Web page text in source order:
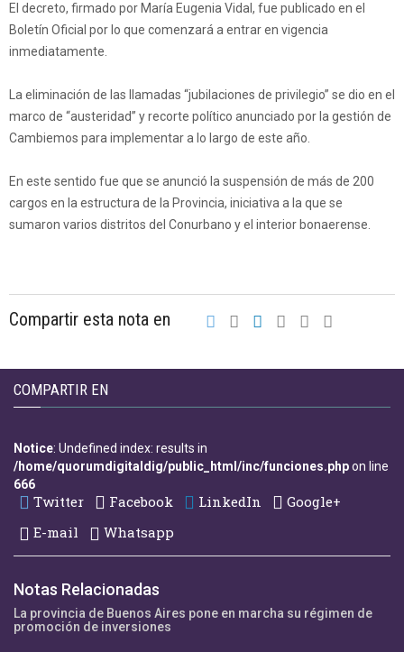
El decreto, firmado por María Eugenia Vidal, fue publicado en el
Boletín Oficial por lo que comenzará a entrar en vigencia
inmediatamente.
La eliminación de las llamadas “jubilaciones de privilegio” se dio en el
marco de “austeridad” y recorte político anunciado por la gestión de
Cambiemos para implementar a lo largo de este año.
En este sentido fue que se anunció la suspensión de más de 200
cargos en la estructura de la Provincia, iniciativa a la que se
sumaron varios distritos del Conurbano y el interior bonaerense.
Compartir esta nota en
COMPARTIR EN
Notice: Undefined index: results in
/home/quorumdigitaldig/public_html/inc/funciones.phpon line
666
Twitter Facebook LinkedIn
Google+
E-mail
Whatsapp
Notas Relacionadas
La provincia de Buenos Aires pone en marcha su régimen de
promoción de inversiones